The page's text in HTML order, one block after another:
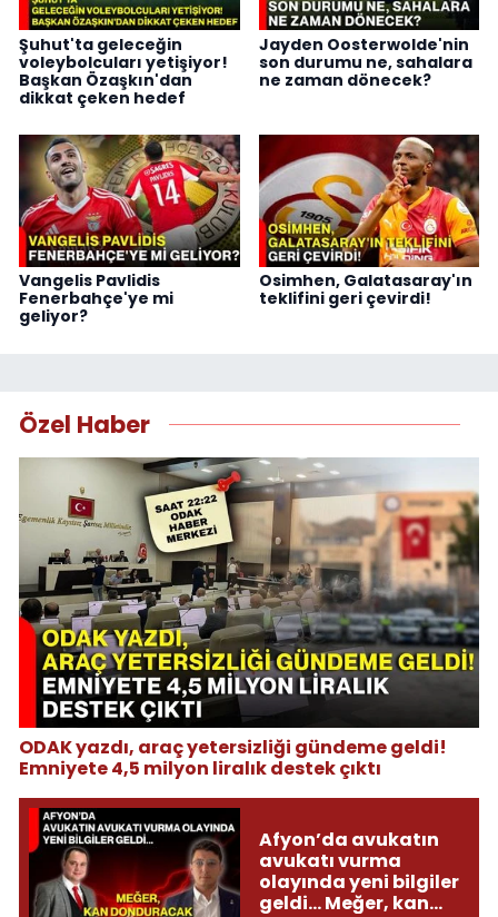
Şuhut'ta geleceğin
voleybolcuları yetişiyor!
Başkan Özaşkın'dan
dikkat çeken hedef
Jayden Oosterwolde'nin
son durumu ne, sahalara
ne zaman dönecek?
Vangelis Pavlidis
Fenerbahçe'ye mi
geliyor?
Osimhen, Galatasaray'ın
teklifini geri çevirdi!
Özel Haber
ODAK yazdı, araç yetersizliği gündeme geldi!
Emniyete 4,5 milyon liralık destek çıktı
Afyon’da avukatın
avukatı vurma
olayında yeni bilgiler
geldi... Meğer, kan